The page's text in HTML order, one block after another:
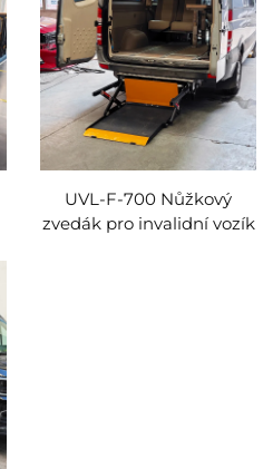
UVL-F-700 Nůžkový
zvedák pro invalidní vozík